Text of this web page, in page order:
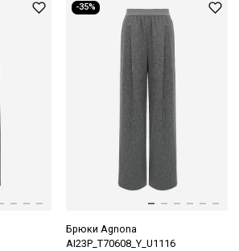
-35%
Брюки Agnona
AI23P_T70608_Y_U1116